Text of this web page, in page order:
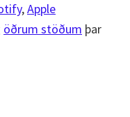
,Apple
öðrum stöðum þar